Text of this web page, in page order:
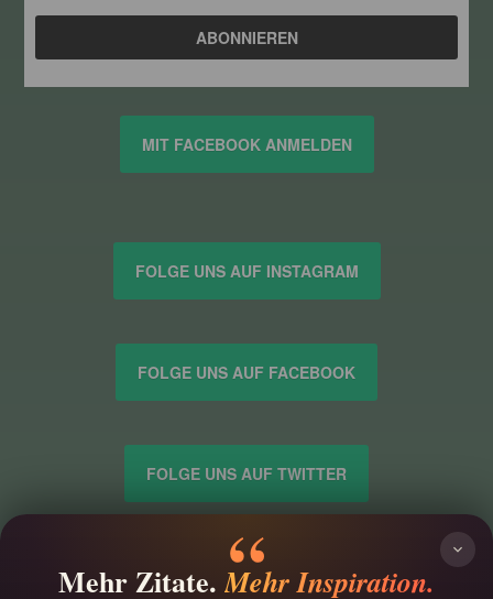
MIT FACEBOOK ANMELDEN
FOLGE UNS AUF INSTAGRAM
FOLGE UNS AUF FACEBOOK
FOLGE UNS AUF TWITTER